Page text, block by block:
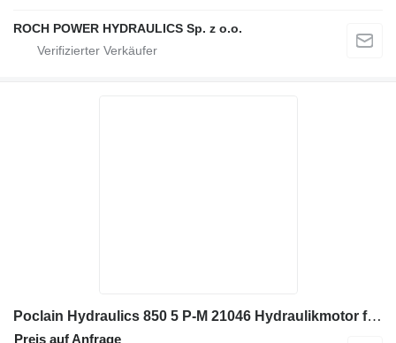
ROCH POWER HYDRAULICS Sp. z o.o.
Poclain Hydraulics 850 5 P-M 21046 Hydraulikmotor für Bagger
Preis auf Anfrage